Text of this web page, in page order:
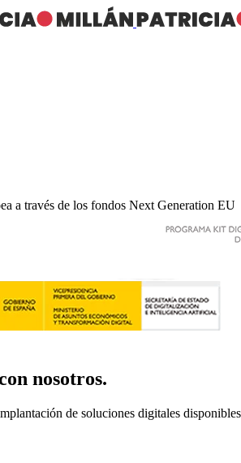
a través de los fondos Next Generation EU
nosotros.
de soluciones digitales